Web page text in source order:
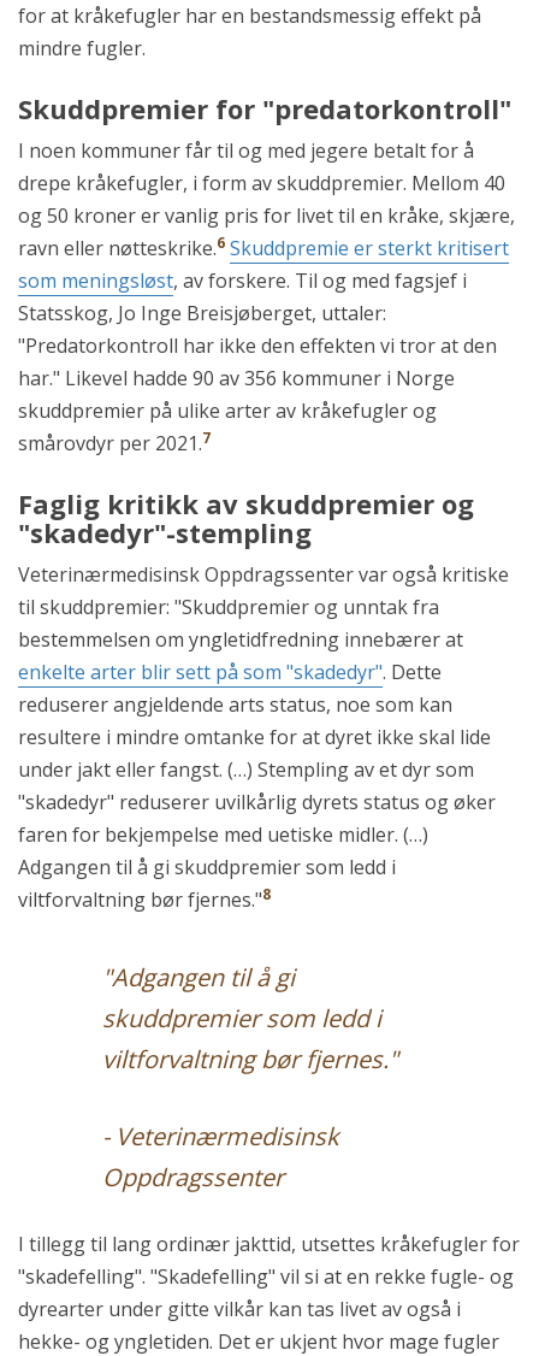
for at kråkefugler har en bestandsmessig effekt på
mindre fugler.
Skuddpremier for "predatorkontroll"
I noen kommuner får til og med jegere betalt for å
drepe kråkefugler, i form av skuddpremier. Mellom 40
og 50 kroner er vanlig pris for livet til en kråke, skjære,
ravn eller nøtteskrike.6 Skuddpremie er sterkt kritisert
som meningsløst, av forskere. Til og med fagsjef i
Statsskog, Jo Inge Breisjøberget, uttaler:
"Predatorkontroll har ikke den effekten vi tror at den
har." Likevel hadde 90 av 356 kommuner i Norge
skuddpremier på ulike arter av kråkefugler og
smårovdyr per 2021.7
Faglig kritikk av skuddpremier og
"skadedyr"-stempling
Veterinærmedisinsk Oppdragssenter var også kritiske
til skuddpremier: "Skuddpremier og unntak fra
bestemmelsen om yngletidfredning innebærer at
enkelte arter blir sett på som "skadedyr". Dette
reduserer angjeldende arts status, noe som kan
resultere i mindre omtanke for at dyret ikke skal lide
under jakt eller fangst. (…) Stempling av et dyr som
"skadedyr" reduserer uvilkårlig dyrets status og øker
faren for bekjempelse med uetiske midler. (…)
Adgangen til å gi skuddpremier som ledd i
viltforvaltning bør fjernes."8
"Adgangen til å gi
skuddpremier som ledd i
viltforvaltning bør fjernes."
- Veterinærmedisinsk
Oppdragssenter
I tillegg til lang ordinær jakttid, utsettes kråkefugler for
"skadefelling". "Skadefelling" vil si at en rekke fugle- og
dyrearter under gitte vilkår kan tas livet av også i
hekke- og yngletiden. Det er ukjent hvor mage fugler